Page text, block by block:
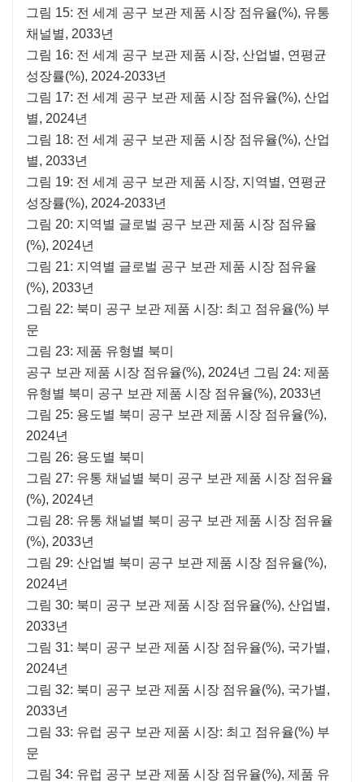
그림 15: 전 세계 공구 보관 제품 시장 점유율(%), 유통
채널별, 2033년
그림 16: 전 세계 공구 보관 제품 시장, 산업별, 연평균
성장률(%), 2024-2033년
그림 17: 전 세계 공구 보관 제품 시장 점유율(%), 산업
별, 2024년
그림 18: 전 세계 공구 보관 제품 시장 점유율(%), 산업
별, 2033년
그림 19: 전 세계 공구 보관 제품 시장, 지역별, 연평균
성장률(%), 2024-2033년
그림 20: 지역별 글로벌 공구 보관 제품 시장 점유율
(%), 2024년
그림 21: 지역별 글로벌 공구 보관 제품 시장 점유율
(%), 2033년
그림 22: 북미 공구 보관 제품 시장: 최고 점유율(%) 부
문
그림 23: 제품 유형별 북미
공구 보관 제품 시장 점유율(%), 2024년 그림 24: 제품
유형별 북미 공구 보관 제품 시장 점유율(%), 2033년
그림 25: 용도별 북미 공구 보관 제품 시장 점유율(%),
2024년
그림 26: 용도별 북미
그림 27: 유통 채널별 북미 공구 보관 제품 시장 점유율
(%), 2024년
그림 28: 유통 채널별 북미 공구 보관 제품 시장 점유율
(%), 2033년
그림 29: 산업별 북미 공구 보관 제품 시장 점유율(%),
2024년
그림 30: 북미 공구 보관 제품 시장 점유율(%), 산업별,
2033년
그림 31: 북미 공구 보관 제품 시장 점유율(%), 국가별,
2024년
그림 32: 북미 공구 보관 제품 시장 점유율(%), 국가별,
2033년
그림 33: 유럽 공구 보관 제품 시장: 최고 점유율(%) 부
문
그림 34: 유럽 공구 보관 제품 시장 점유율(%), 제품 유